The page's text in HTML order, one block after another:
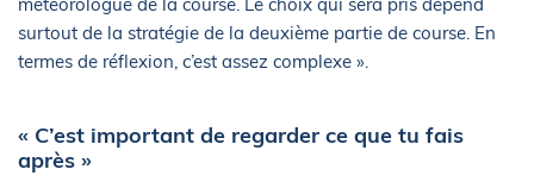
météorologue de la course. Le choix qui sera pris dépend
surtout de la stratégie de la deuxième partie de course. En
termes de réflexion, c’est assez complexe ».
« C’est important de regarder ce que tu fais
après »